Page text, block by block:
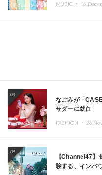
MUSIC ・
04
なごみが「
サダーに就任
FASHION ・
05
【Channel47】
験する、インバ